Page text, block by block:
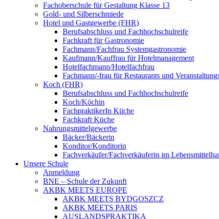
Fachoberschule für Gestaltung Klasse 13
Gold- und Silberschmiede
Hotel und Gastgewerbe (FHR)
Berufsabschluss und Fachhochschulreife
Fachkraft für Gastronomie
Fachmann/Fachfrau Systemgastronomie
Kaufmann/Kauffrau für Hotelmanagement
Hotelfachmann/Hotelfachfrau
Fachmann/-frau für Restaurants und
Koch (FHR)
Berufsabschluss und Fachhochschulreife
Koch/Köchin
FachpraktikerIn Küche
Fachkraft Küche
Nahrungsmittelgewerbe
Bäcker/Bäckerin
Konditor/Konditorin
Fachverkäufer/Fachverkäuferin im
Unsere Schule
Anmeldung
BNE – Schule der Zukunft
AKBK MEETS EUROPE
AKBK MEETS BYDGOSZCZ
AKBK MEETS PARIS
AUSLANDSPRAKTIKA